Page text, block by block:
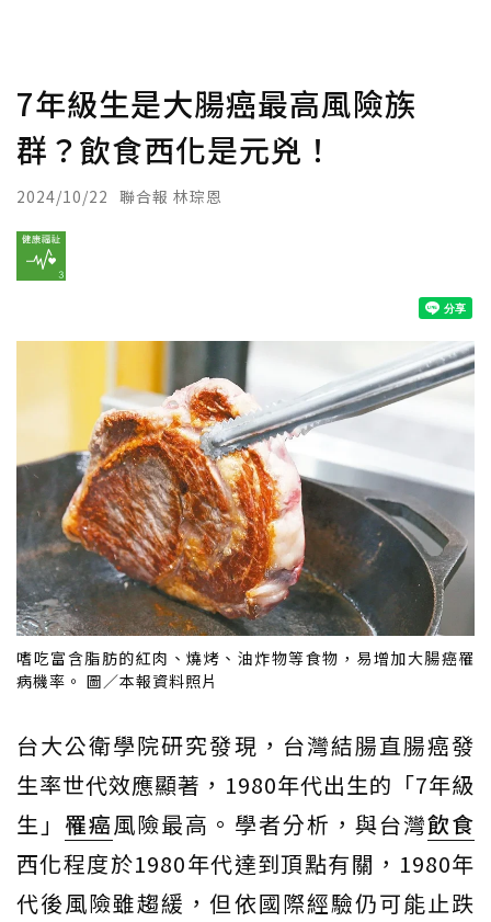
7年級生是大腸癌最高風險族
群？飲食西化是元兇！
2024/10/22 聯合報 林琮恩
嗜吃富含脂肪的紅肉、燒烤、油炸物等食物，易增加大腸癌罹
病機率。 圖／本報資料照片
台大公衛學院研究發現，台灣結腸直腸癌發
生率世代效應顯著，1980年代出生的「7年級
生」 罹癌風險最高。學者分析，與台灣飲食
西化程度於1980年代達到頂點有關，1980年
代後風險雖趨緩，但依國際經驗仍可能止跌